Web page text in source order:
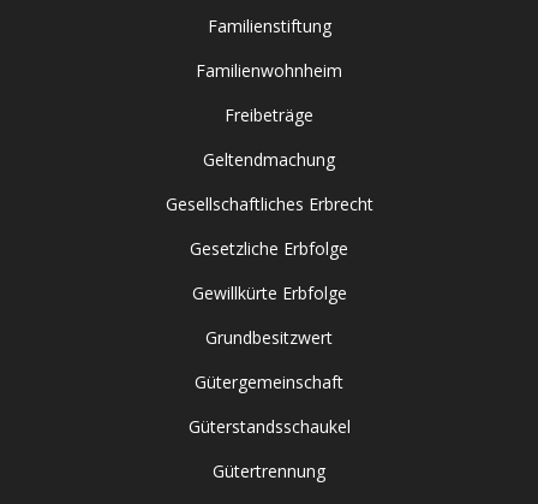
Familienstiftung
Familienwohnheim
Freibeträge
Geltendmachung
Gesellschaftliches Erbrecht
Gesetzliche Erbfolge
Gewillkürte Erbfolge
Grundbesitzwert
Gütergemeinschaft
Güterstandsschaukel
Gütertrennung